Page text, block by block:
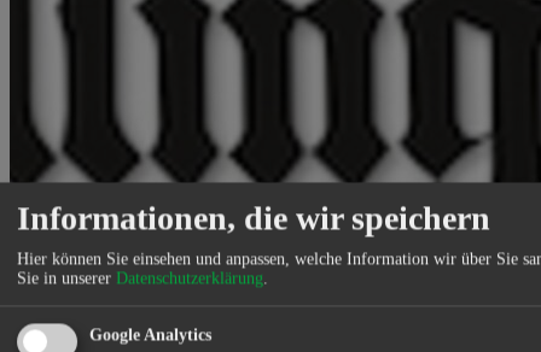
Informationen, die wir speichern
Hier können Sie einsehen und anpassen, welche Information wir über Sie
Sie in unserer Datenschutzerklärung.
Google Analytics